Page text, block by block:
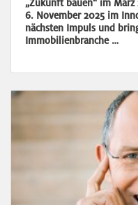
„Zukunft bauen“ im
6. November 2025 im
nächsten Impuls und
Immobilienbranche …